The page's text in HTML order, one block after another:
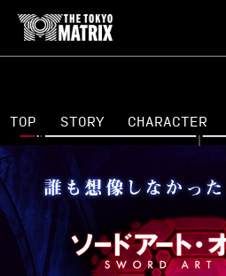
TOP STORY CHARACTER